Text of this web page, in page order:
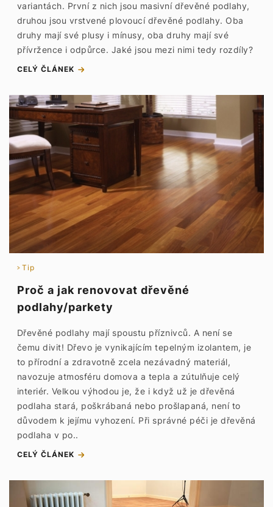
variantách. První z nich jsou masivní dřevěné podlahy,
druhou jsou vrstvené plovoucí dřevěné podlahy. Oba
druhy mají své plusy i mínusy, oba druhy mají své
přívržence i odpůrce. Jaké jsou mezi nimi tedy rozdíly?
CELÝ ČLÁNEK
Tip
Proč a jak renovovat dřevěné
podlahy/parkety
Dřevěné podlahy mají spoustu příznivců. A není se
čemu divit! Dřevo je vynikajícím tepelným izolantem, je
to přírodní a zdravotně zcela nezávadný materiál,
navozuje atmosféru domova a tepla a zútulňuje celý
interiér. Velkou výhodou je, že i když už je dřevěná
podlaha stará, poškrábaná nebo prošlapaná, není to
důvodem k jejímu vyhození. Při správné péči je dřevěná
podlaha v po..
CELÝ ČLÁNEK